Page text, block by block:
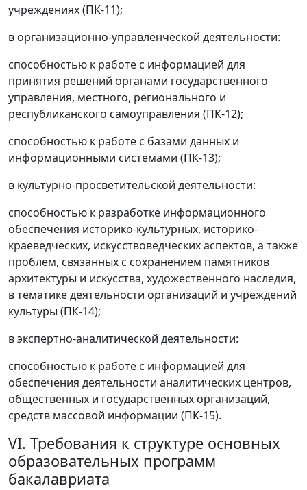
учреждениях (ПК-11);
в организационно-управленческой деятельности:
способностью к работе с информацией для
принятия решений органами государственного
управления, местного, регионального и
республиканского самоуправления (ПК-12);
способностью к работе с базами данных и
информационными системами (ПК-13);
в культурно-просветительской деятельности:
способностью к разработке информационного
обеспечения историко-культурных, историко-
краеведческих, искусствоведческих аспектов, а также
проблем, связанных с сохранением памятников
архитектуры и искусства, художественного наследия,
в тематике деятельности организаций и учреждений
культуры (ПК-14);
в экспертно-аналитической деятельности:
способностью к работе с информацией для
обеспечения деятельности аналитических центров,
общественных и государственных организаций,
средств массовой информации (ПК-15).
VI. Требования к структуре основных
образовательных программ
бакалавриата